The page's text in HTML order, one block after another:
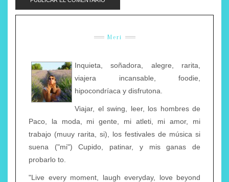
Meri
Inquieta, soñadora, alegre, rarita,
viajera incansable, foodie,
hipocondríaca y disfrutona.
Viajar, el swing, leer, los hombres de
Paco, la moda, mi gente, mi atleti, mi amor, mi
trabajo (muuy rarita, si), los festivales de música si
suena ("mi") Cupido, patinar, y mis ganas de
probarlo to.
"Live every moment, laugh everyday, love beyond